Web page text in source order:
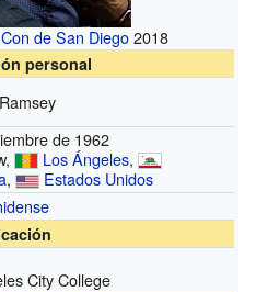
de San Diego2018
personal
de 1962
Los Ángeles,
, Estados Unidos
City College